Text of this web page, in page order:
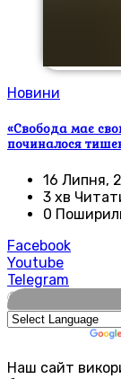
Новини
«Свобода має
починалося
16 Липня,
3 хв
0
Facebook
Youtube
Telegram
🌍
Наш сайт